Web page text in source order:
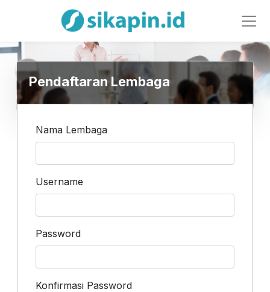
Pendaftaran Lembaga
Nama Lembaga
Username
Password
Konfirmasi Password